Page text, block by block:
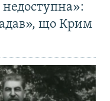
недоступна»:
що Крим